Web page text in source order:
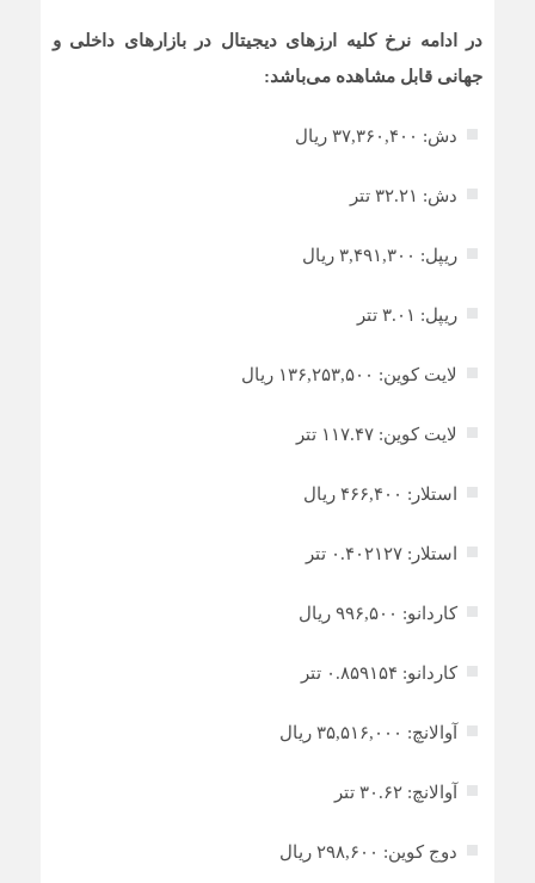
در ادامه نرخ کلیه ارز‌های دیجیتال در بازار‌های داخلی و
جهانی قابل مشاهده می‌باشد:
دش: ۳۷,۳۶۰,۴۰۰ ریال
دش: ۳۲.۲۱ تتر
ریپل: ۳,۴۹۱,۳۰۰ ریال
ریپل: ۳.۰۱ تتر
لایت کوین: ۱۳۶,۲۵۳,۵۰۰ ریال
لایت کوین: ۱۱۷.۴۷ تتر
استلار: ۴۶۶,۴۰۰ ریال
استلار: ۰.۴۰۲۱۲۷ تتر
کاردانو: ۹۹۶,۵۰۰ ریال
کاردانو: ۰.۸۵۹۱۵۴ تتر
آوالانچ: ۳۵,۵۱۶,۰۰۰ ریال
آوالانچ: ۳۰.۶۲ تتر
دوج کوین: ۲۹۸,۶۰۰ ریال